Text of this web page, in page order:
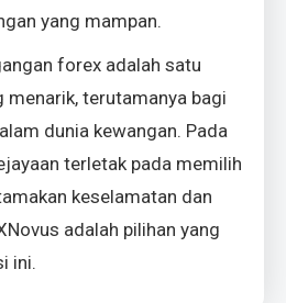
yang mampan.
forex adalah satu
menarik, terutamanya bagi
dunia kewangan. Pada
terletak pada memilih
keselamatan dan
adalah pilihan yang
ini.